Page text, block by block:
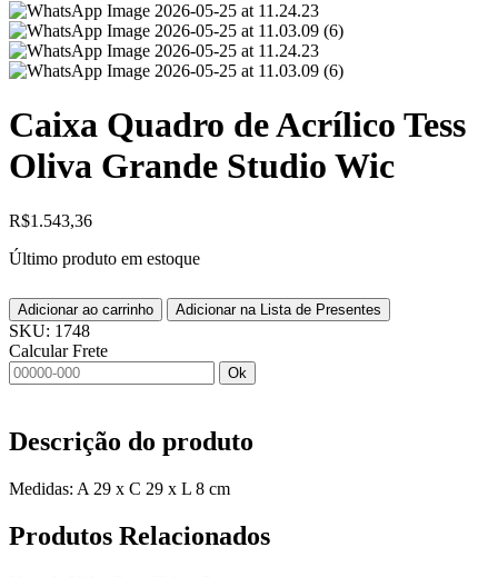
Caixa Quadro de Acrílico Tess
Oliva Grande Studio Wic
R$1.543,36
Último produto em estoque
Adicionar ao carrinho Adicionar na Lista de Presentes
SKU: 1748
Calcular Frete
Ok
Descrição do produto
Medidas: A 29 x C 29 x L 8 cm
Produtos Relacionados